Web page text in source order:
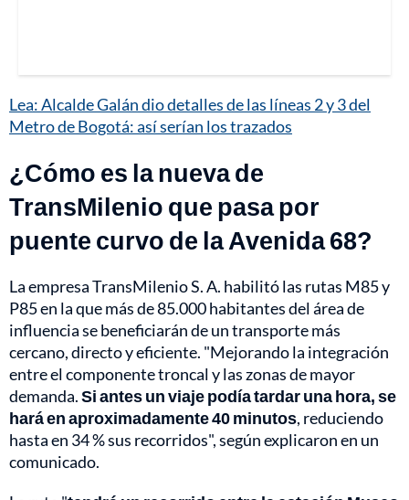
Lea: Alcalde Galán dio detalles de las líneas 2 y 3 del
Metro de Bogotá: así serían los trazados
¿Cómo es la nueva de
TransMilenio que pasa por
puente curvo de la Avenida 68?
La empresa TransMilenio S. A. habilitó las rutas M85 y
P85 en la que más de 85.000 habitantes del área de
influencia se beneficiarán de un transporte más
cercano, directo y eficiente. "Mejorando la integración
entre el componente troncal y las zonas de mayor
demanda.Si antes un viaje podía tardar una hora, se
hará en aproximadamente 40 minutos, reduciendo
hasta en 34 % sus recorridos", según explicaron en un
comunicado.